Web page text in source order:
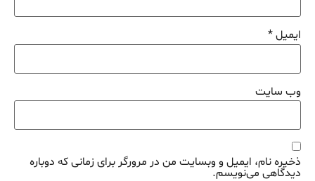
ایمیل*
وب‌ سایت
ذخیره نام، ایمیل و وبسایت من در مرورگر برای زمانی که دوباره
دیدگاهی می‌نویسم.